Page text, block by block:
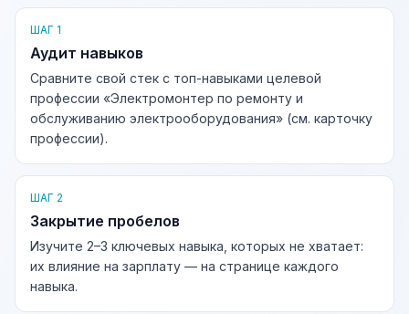
ШАГ 1
Аудит навыков
Сравните свой стек с топ-навыками целевой
профессии «Электромонтер по ремонту и
обслуживанию электрооборудования» (см. карточку
профессии).
ШАГ 2
Закрытие пробелов
Изучите 2–3 ключевых навыка, которых не хватает:
их влияние на зарплату — на странице каждого
навыка.